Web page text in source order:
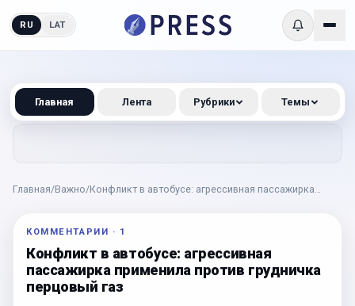
RU LAT
Главная/Важно/Конфликт в автобусе: агрессивная пассажирка
КОММЕНТАРИИ · 1
Конфликт в автобусе: агрессивная
пассажирка применила против грудничка
перцовый газ
Главная Лента Рубрики Темы